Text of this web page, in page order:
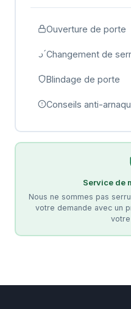
Ouverture de porte
Changement de
Blindage de porte
Conseils anti-
Service de
Nous ne sommes pas
votre demande avec un